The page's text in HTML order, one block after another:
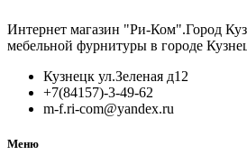
Интернет магазин "Ри-Ком".Город
мебельной фурнитуры в городе
Кузнецк ул.Зеленая д12
+7(84157)-3-49-62
m-f.ri-com@yandex.ru
Меню